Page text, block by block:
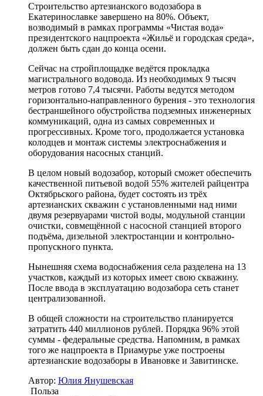
Строительство артезианского водозабора в
Екатеринославке завершено на 80%. Объект,
возводимый в рамках программы «Чистая вода»
президентского нацпроекта «Жильё и городская среда»,
должен быть сдан до конца осени.
Сейчас на стройплощадке ведётся прокладка
магистрального водовода. Из необходимых 9 тысяч
метров готово 7,4 тысячи. Работы ведутся методом
горизонтально-направленного бурения - это технология
бестраншейного обустройства подземных инженерных
коммуникаций, одна из самых современных и
прогрессивных. Кроме того, продолжается установка
колодцев и монтаж системы электроснабжения и
оборудования насосных станций.
В целом новый водозабор, который сможет обеспечить
качественной питьевой водой 55% жителей райцентра
Октябрьского района, будет состоять из трёх
артезианских скважин с установленными над ними
двумя резервуарами чистой воды, модульной станции
очистки, совмещённой с насосной станцией второго
подъёма, дизельной электростанции и контрольно-
пропускного пункта.
Нынешняя схема водоснабжения села разделена на 13
участков, каждый из которых имеет свою скважину.
После ввода в эксплуатацию водозабора сеть станет
централизованной.
В общей сложности на строительство планируется
затратить 440 миллионов рублей. Порядка 96% этой
суммы - федеральные средства. Напомним, в рамках
того же нацпроекта в Приамурье уже построены
артезианские водозаборы в Ивановке и Завитинске.
Автор: Юлия Янушевская
Польза